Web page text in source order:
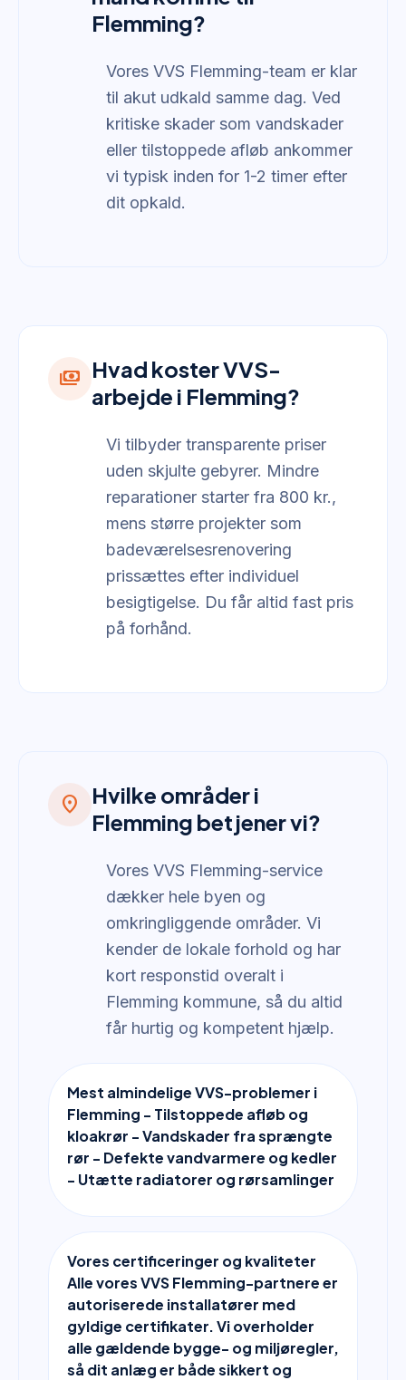
Flemming?
Vores VVS Flemming-team er klar
til akut udkald samme dag. Ved
kritiske skader som vandskader
eller tilstoppede afløb ankommer
vi typisk inden for 1-2 timer efter
dit opkald.
payments Hvad koster VVS-
arbejde i Flemming?
Vi tilbyder transparente priser
uden skjulte gebyrer. Mindre
reparationer starter fra 800 kr.,
mens større projekter som
badeværelsesrenovering
prissættes efter individuel
besigtigelse. Du får altid fast pris
på forhånd.
location_on
Hvilke områder i
Flemming betjener vi?
Vores VVS Flemming-service
dækker hele byen og
omkringliggende områder. Vi
kender de lokale forhold og har
kort responstid overalt i
Flemming kommune, så du altid
får hurtig og kompetent hjælp.
Mest almindelige VVS-problemer i
Flemming - Tilstoppede afløb og
kloakrør - Vandskader fra sprængte
rør - Defekte vandvarmere og kedler
- Utætte radiatorer og rørsamlinger
Vores certificeringer og kvaliteter
Alle vores VVS Flemming-partnere er
autoriserede installatører med
gyldige certifikater. Vi overholder
alle gældende bygge- og miljøregler,
så dit anlæg er både sikkert og